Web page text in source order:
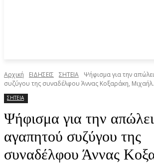
Αρχική ΕΙΔΗΣΕΙΣ ΣΗΤΕΙΑ
Ψήφισμα για την
συζύγου της συναδέλφου Άννας Κοξαράκη,
ΣΗΤΕΙΑ
Ψήφισμα για την
αγαπητού συζύγου της
συναδέλφου Άννας